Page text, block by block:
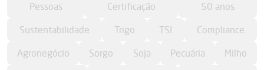
Pessoas
Certificação
50 anos
Sustentabilidade
Trigo TSI
Compliance
Agronegócio
Sorgo Soja Pecuária
Milho